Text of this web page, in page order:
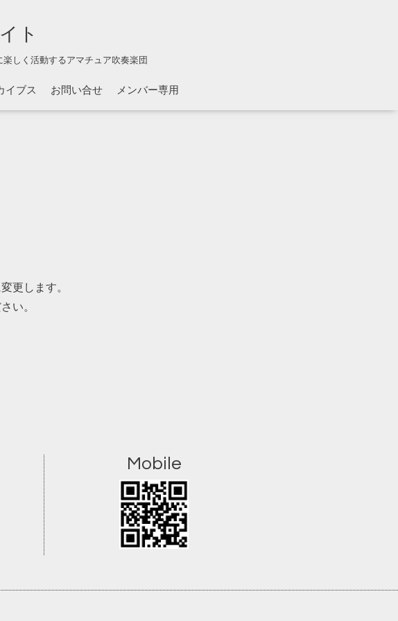
ト
しく活動するアマチュア吹奏楽団
イブス お問い合せ メンバー専用
更します。
い。
Mobile